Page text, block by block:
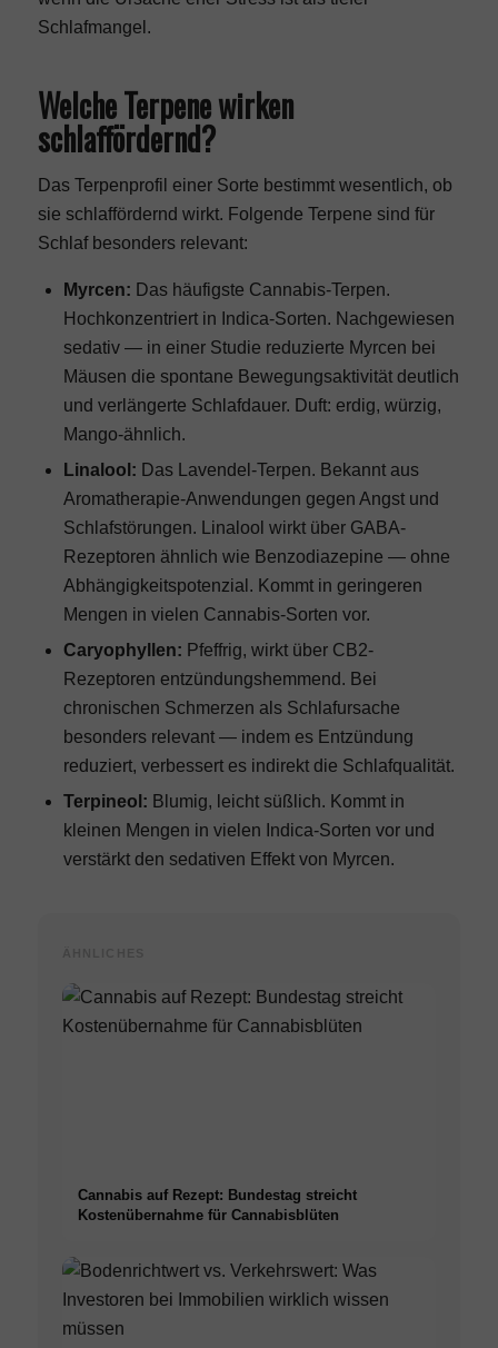
Schlafmangel.
Welche Terpene wirken
schlaffördernd?
Das Terpenprofil einer Sorte bestimmt wesentlich, ob
sie schlaffördernd wirkt. Folgende Terpene sind für
Schlaf besonders relevant:
Myrcen: Das häufigste Cannabis-Terpen.
Hochkonzentriert in Indica-Sorten. Nachgewiesen
sedativ — in einer Studie reduzierte Myrcen bei
Mäusen die spontane Bewegungsaktivität deutlich
und verlängerte Schlafdauer. Duft: erdig, würzig,
Mango-ähnlich.
Linalool: Das Lavendel-Terpen. Bekannt aus
Aromatherapie-Anwendungen gegen Angst und
Schlafstörungen. Linalool wirkt über GABA-
Rezeptoren ähnlich wie Benzodiazepine — ohne
Abhängigkeitspotenzial. Kommt in geringeren
Mengen in vielen Cannabis-Sorten vor.
Caryophyllen: Pfeffrig, wirkt über CB2-
Rezeptoren entzündungshemmend. Bei
chronischen Schmerzen als Schlafursache
besonders relevant — indem es Entzündung
reduziert, verbessert es indirekt die Schlafqualität.
Terpineol: Blumig, leicht süßlich. Kommt in
kleinen Mengen in vielen Indica-Sorten vor und
verstärkt den sedativen Effekt von Myrcen.
Cannabis auf Rezept: Bundestag streicht
Kostenübernahme für Cannabisblüten